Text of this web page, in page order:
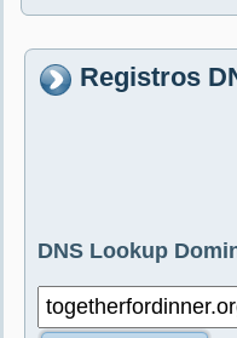
Registros
DNS Lookup